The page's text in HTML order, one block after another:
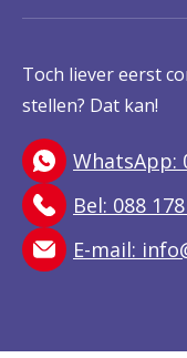
Toch liever eerst
stellen? Dat kan!
WhatsApp:
Bel: 088
E-mail: